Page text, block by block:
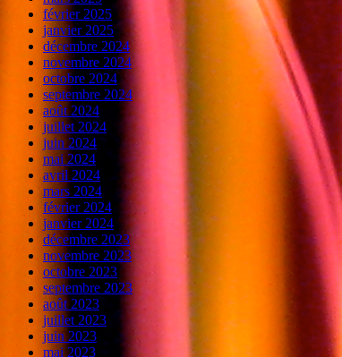
février 2025
janvier 2025
décembre 2024
novembre 2024
octobre 2024
septembre 2024
août 2024
juillet 2024
juin 2024
mai 2024
avril 2024
mars 2024
février 2024
janvier 2024
décembre 2023
novembre 2023
octobre 2023
septembre 2023
août 2023
juillet 2023
juin 2023
mai 2023